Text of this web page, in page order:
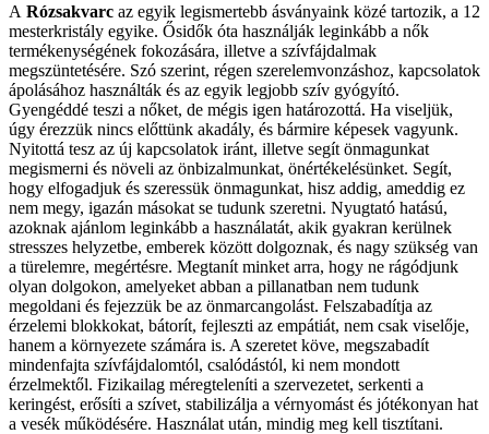
A Rózsakvarc az egyik legismertebb ásványaink közé tartozik, a 12
mesterkristály egyike. Ősidők óta használják leginkább a nők
termékenységének fokozására, illetve a szívfájdalmak
megszüntetésére. Szó szerint, régen szerelemvonzáshoz, kapcsolatok
ápolásához használták és az egyik legjobb szív gyógyító.
Gyengéddé teszi a nőket, de mégis igen határozottá. Ha viseljük,
úgy érezzük nincs előttünk akadály, és bármire képesek vagyunk.
Nyitottá tesz az új kapcsolatok iránt, illetve segít önmagunkat
megismerni és növeli az önbizalmunkat, önértékelésünket. Segít,
hogy elfogadjuk és szeressük önmagunkat, hisz addig, ameddig ez
nem megy, igazán másokat se tudunk szeretni. Nyugtató hatású,
azoknak ajánlom leginkább a használatát, akik gyakran kerülnek
stresszes helyzetbe, emberek között dolgoznak, és nagy szükség van
a türelemre, megértésre. Megtanít minket arra, hogy ne rágódjunk
olyan dolgokon, amelyeket abban a pillanatban nem tudunk
megoldani és fejezzük be az önmarcangolást. Felszabadítja az
érzelemi blokkokat, bátorít, fejleszti az empátiát, nem csak viselője,
hanem a környezete számára is. A szeretet köve, megszabadít
mindenfajta szívfájdalomtól, csalódástól, ki nem mondott
érzelmektől. Fizikailag méregteleníti a szervezetet, serkenti a
keringést, erősíti a szívet, stabilizálja a vérnyomást és jótékonyan hat
a vesék működésére. Használat után, mindig meg kell tisztítani.